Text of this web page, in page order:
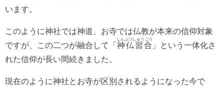
います。
このように神社では神道、お寺では仏教が本来の信仰対象
ですが、この二つが融合して「 神仏習合
しんぶつしゅうごう
」という一体化さ
れた信仰が長い間続きました。
現在のように神社とお寺が区別されるようになった今で